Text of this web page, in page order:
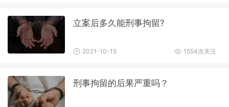
立案后多久能刑事拘留?
2021-10-15 1554次关注
刑事拘留的后果严重吗？